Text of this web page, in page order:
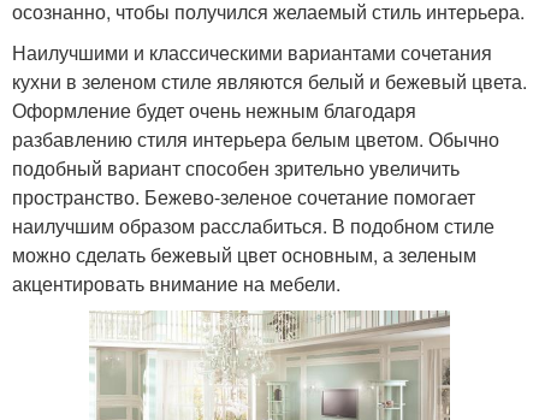
осознанно, чтобы получился желаемый стиль интерьера.
Наилучшими и классическими вариантами сочетания
кухни в зеленом стиле являются белый и бежевый цвета.
Оформление будет очень нежным благодаря
разбавлению стиля интерьера белым цветом. Обычно
подобный вариант способен зрительно увеличить
пространство. Бежево-зеленое сочетание помогает
наилучшим образом расслабиться. В подобном стиле
можно сделать бежевый цвет основным, а зеленым
акцентировать внимание на мебели.